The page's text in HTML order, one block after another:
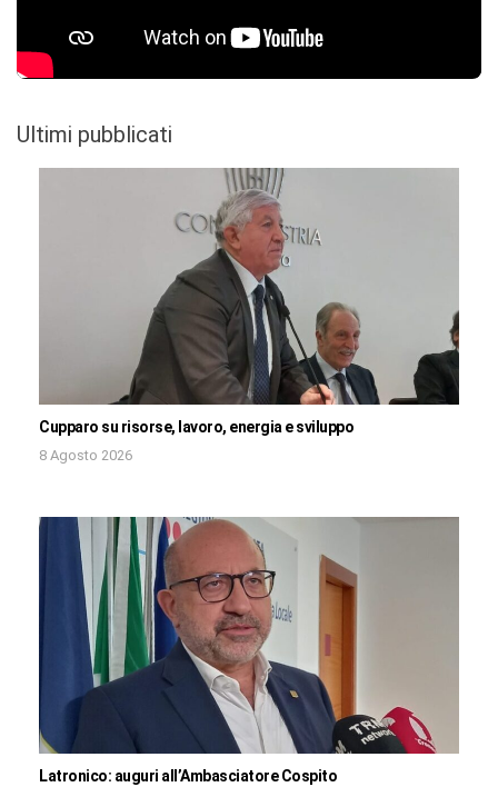
Ultimi pubblicati
Cupparo su risorse, lavoro, energia e sviluppo
8 Agosto 2026
Latronico: auguri all’Ambasciatore Cospito